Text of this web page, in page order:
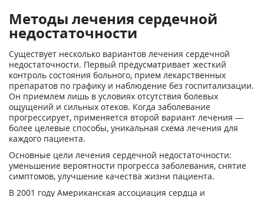
Методы лечения сердечной
недостаточности
Существует несколько вариантов лечения сердечной
недостаточности. Первый предусматривает жесткий
контроль состояния больного, прием лекарственных
препаратов по графику и наблюдение без госпитализации.
Он приемлем лишь в условиях отсутствия болевых
ощущений и сильных отеков. Когда заболевание
прогрессирует, применяется второй вариант лечения —
более целевые способы, уникальная схема лечения для
каждого пациента.
Основные цели лечения сердечной недостаточности:
уменьшение вероятности прогресса заболевания, снятие
симптомов, улучшение качества жизни пациента.
В 2001 году Американская ассоциация сердца и